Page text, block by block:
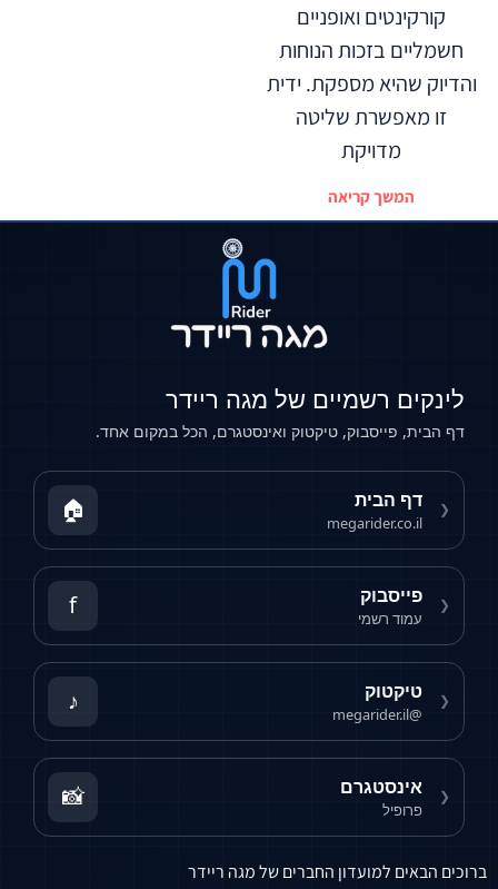
קורקינטים ואופניים
חשמליים בזכות הנוחות
והדיוק שהיא מספקת. ידית
זו מאפשרת שליטה
מדויקת
המשך קריאה
ברוכים הבאים למועדון החברים של מגה ריידר
לינקים רשמיים של מגה ריידר
דף הבית, פייסבוק, טיקטוק ואינסטגרם, הכל במקום אחד.
❮ דף הבית
megarider.co.il
🏠
❮ פייסבוק
עמוד רשמי f
❮ טיקטוק
@megarider.il
♪
❮ אינסטגרם
פרופיל 📸